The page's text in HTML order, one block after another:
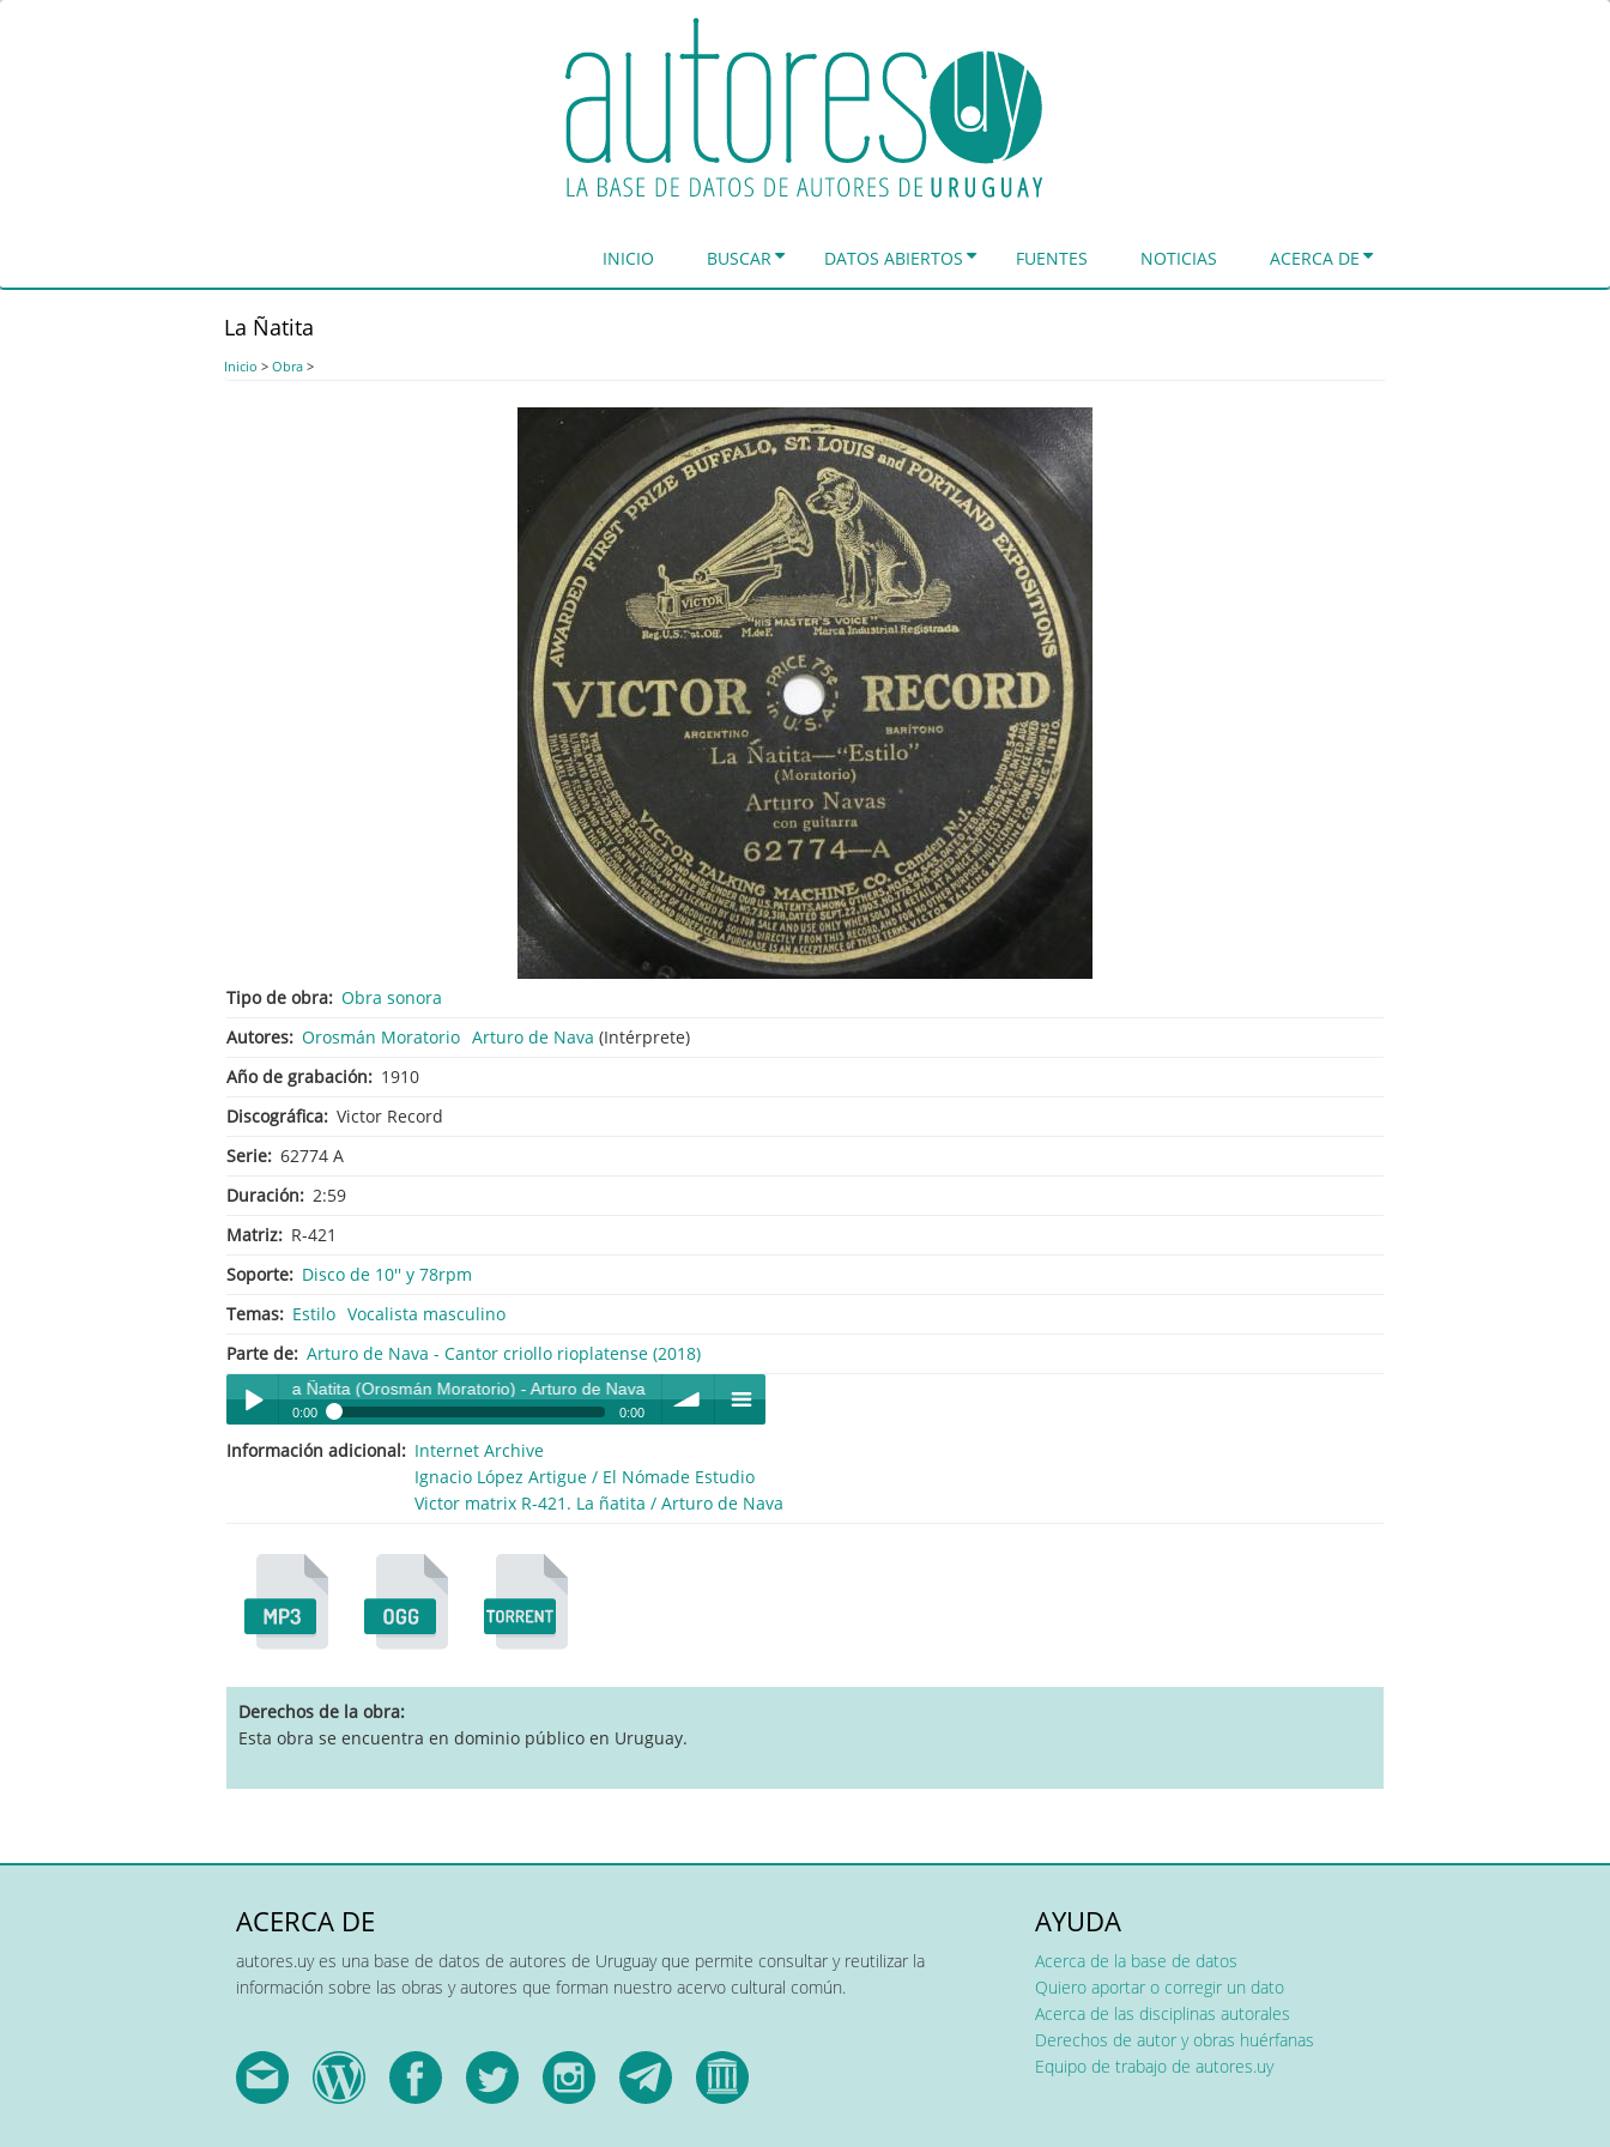
INICIO BUSCAR DATOS ABIERTOS FUENTES NOTICIAS ACERCA DE
La Ñatita
Inicio > Obra >
Tipo de obra Obra sonora
Autores Orosmán Moratorio Arturo de Nava (Intérprete)
Año de grabación
1910
Discográfica Victor Record
Serie 62774 A
Duración
2:59
Matriz
R-421
Soporte
Disco de 10'' y 78rpm
Temas
Estilo Vocalista masculino
Parte de Arturo de Nava - Cantor criollo rioplatense (2018)
Play /
pause
La Ñatita (Orosmán Moratorio) - Arturo de Nava
0:00 0:00
La Ñatita (Orosmán Moratorio) - Arturo de Nava
Información adicional
Internet Archive
Ignacio López Artigue / El Nómade Estudio
Victor matrix R-421. La ñatita / Arturo de Nava
Derechos de la obra
Esta obra se encuentra en dominio público en Uruguay.
ACERCA DE
autores.uy es una base de datos de autores de Uruguay que permite consultar y reutilizar la
información sobre las obras y autores que forman nuestro acervo cultural común.
AYUDA
Acerca de la base de datos
Quiero aportar o corregir un dato
Acerca de las disciplinas autorales
Derechos de autor y obras huérfanas
Equipo de trabajo de autores.uy